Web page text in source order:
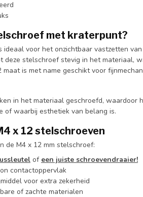
met kraterpunt?
ideaal voor het onzichtbaar vastzetten
deze stelschroef stevig in het materiaal,
is met name geschikt voor
in het materiaal geschroefd, waardoor
of waarbij esthetiek van belang is.
x 12 stelschroeven
de M4 x 12 mm stelschroef:
of een juiste schroevendraaier!
contactoppervlak
voor extra zekerheid
of zachte materialen